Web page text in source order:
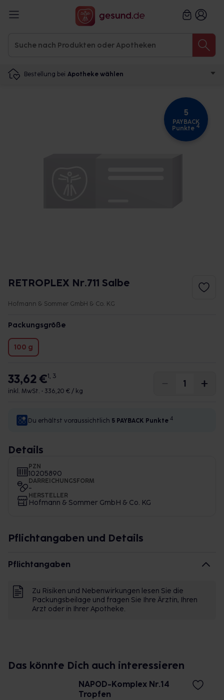
Bestellung bei Apotheke wählen
5
PAYBACK
Punkte 4
RETROPLEX Nr.711 Salbe
Hofmann & Sommer GmbH & Co. KG
Packungsgröße
100 g
33,62 €1, 3
inkl. MwSt. • 336,20 € / kg
Du erhältst voraussichtlich 5 PAYBACK Punkte 4
Details
PZN
10205890
DARREICHUNGSFORM
-
HERSTELLER
Hofmann & Sommer GmbH & Co. KG
Pflichtangaben und Details
Pflichtangaben
Zu Risiken und Nebenwirkungen lesen Sie die
Packungsbeilage und fragen Sie Ihre Ärztin, Ihren
Arzt oder in Ihrer Apotheke.
Das könnte Dich auch interessieren
NAPOD-Komplex Nr.14
Tropfen